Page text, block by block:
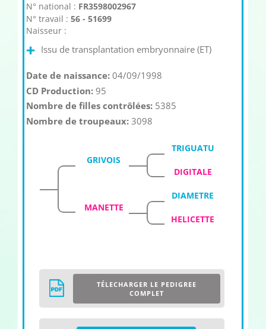
N° national : FR3598002967
N° travail : 56 - 51699
Naisseur :
Issu de transplantation embryonnaire (ET)
Date de naissance:04/09/1998
CD Production:95
Nombre de filles contrôlées: 5385
Nombre de troupeaux:3098
GRIVOIS
TRIGUATU
DIGITALE
MANETTE
DIAMETRE
HELICETTE
TÉLECHARGER LE PEDIGREE
COMPLET